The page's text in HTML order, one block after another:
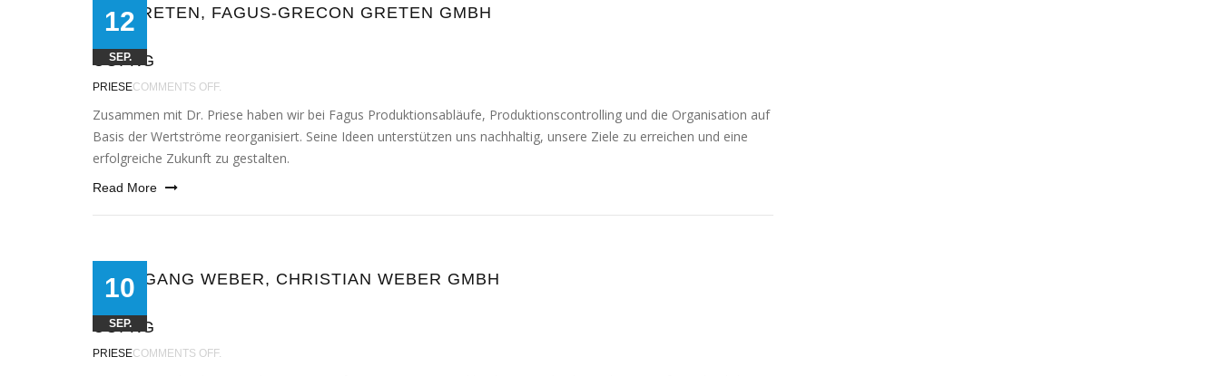
12
SEP.
KAI GRETEN, FAGUS-GRECON GRETEN GMBH
CO. KG
PRIESECOMMENTS OFF.
Zusammen mit Dr. Priese haben wir bei Fagus Produktionsabläufe, Produktionscontrolling und die Organisation auf
Basis der Wertströme reor­ga­ni­siert. Seine Ideen unter­stüt­zen uns nach­hal­tig, unse­re Ziele zu errei­chen und eine
erfolg­rei­che Zukunft zu gestalten.
Read More
10
SEP.
WOLFGANG WEBER, CHRISTIAN WEBER GMBH
CO. KG
PRIESECOMMENTS OFF.